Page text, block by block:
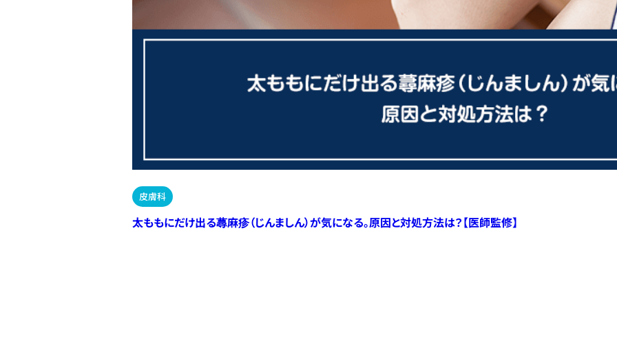
皮膚科
太ももにだけ出る蕁麻疹（じんましん）が気になる。原因と対処方法は？【医師監修】